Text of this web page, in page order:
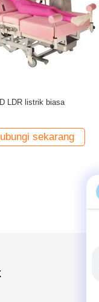
ginekologi manual
sekarang